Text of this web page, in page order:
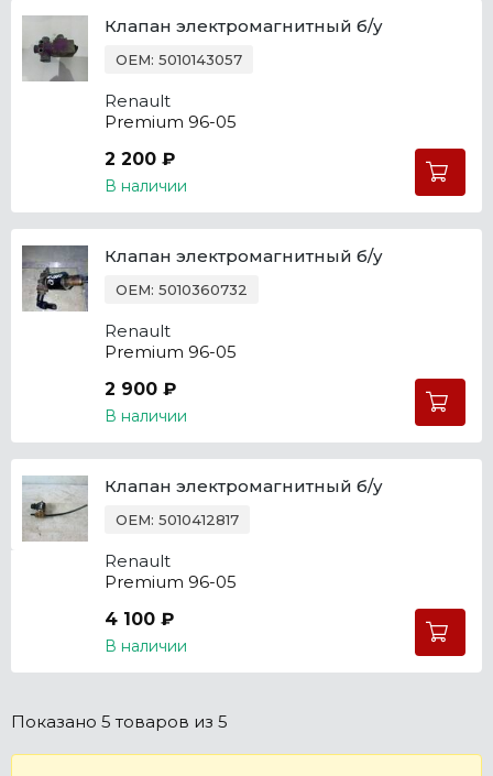
Клапан электромагнитный б/у
OEM: 5010143057
Renault
Premium 96-05
2 200 ₽
В наличии
Клапан электромагнитный б/у
OEM: 5010360732
Renault
Premium 96-05
2 900 ₽
В наличии
Клапан электромагнитный б/у
OEM: 5010412817
Renault
Premium 96-05
4 100 ₽
В наличии
Показано 5 товаров из 5